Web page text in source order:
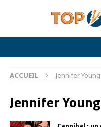
ACCUEIL Jennifer Young
Jennifer Young